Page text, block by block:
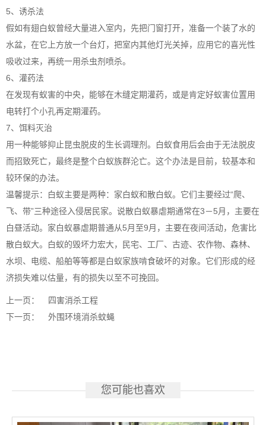
5、诱杀法
假如有翅白蚁曾经大量进入室内，先把门窗打开，准备一个装了水的
水盆，在它上方放一个台灯，把室内其他灯光关掉，应用它的喜光性
吸收过来，再统一用杀虫剂喷杀。
6、灌药法
在发现有蚁害的中央，能够在木缝定期灌药，或是肯定好蚁害位置用
电转打个小孔再定期灌药。
7、饵料灭治
用一种能够抑止昆虫脱皮的生长调理剂。白蚁食用后会由于无法脱皮
而招致死亡，最终是整个白蚁族群沦亡。这个办法是目前，较基本和
较环保的办法。
温馨提示：白蚁主要是两种：家白蚁和散白蚁。它们主要经过“爬、
飞、带”三种途径入侵居民家。说散白蚁暴虐期通常在3－5月，主要在
白昼活动。家白蚁暴虐期普通从5月至9月，主要在夜间活动，危害比
散白蚁大。白蚁的毁坏力宏大，民宅、工厂、古迹、农作物、森林、
水坝、电缆、船舶等等都是白蚁家族啃食破坏的对象。它们形成的经
济损失难以估量，有的损失以至不可挽回。
上一页：
四害消杀工程
下一页：
外围环境消杀蚊蝇
您可能也喜欢